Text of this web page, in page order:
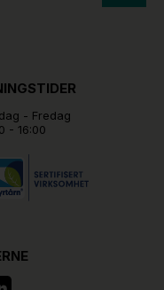
- Fredag
- 16:00